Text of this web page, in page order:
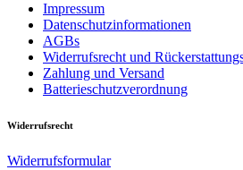
Impressum
Datenschutzinformationen
AGBs
Widerrufsrecht und
Zahlung und Versand
Batterieschutzverordnung
Widerrufsrecht
Widerrufsformular